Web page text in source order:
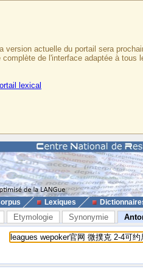
actuelle du portail sera
complète de l'interface adaptée à
lexical
Lexiques
Etymologie Synonymie